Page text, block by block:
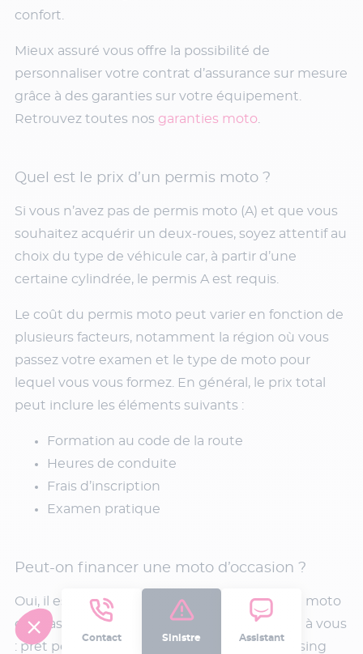
Contact Sinistre Assistant
confort.
Mieux assuré vous offre la possibilité de
personnaliser votre contrat d’assurance sur mesure
grâce à des garanties sur votre équipement.
Retrouvez toutes nos garanties moto
Quel est le prix d’un permis moto ?
Si vous n’avez pas de permis moto (A) et que vous
souhaitez acquérir un deux-roues, soyez attentif au
choix du type de véhicule car, à partir d’une
certaine cylindrée, le permis A est requis.
Le coût du permis moto peut varier en fonction de
plusieurs facteurs, notamment la région où vous
passez votre examen et le type de moto pour
lequel vous vous formez. En général, le prix total
peut inclure les éléments suivants :
Formation au code de la route
Heures de conduite
Frais d’inscription
Examen pratique
Peut-on financer une moto d’occasion ?
Oui, il est tout à fait possible de financer une moto
d’occasion. De nombreuses options s’offrent à vous
: prêt personnel, crédit affecté ou encore leasing